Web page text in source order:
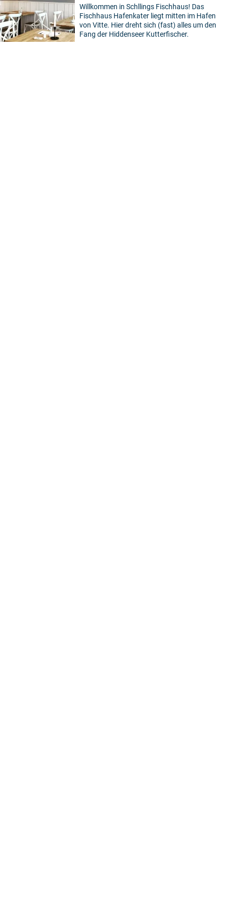
Willkommen in Schllings Fischhaus! Das
Fischhaus Hafenkater liegt mitten im Hafen
von Vitte. Hier dreht sich (fast) alles um den
Fang der Hiddenseer Kutterfischer.